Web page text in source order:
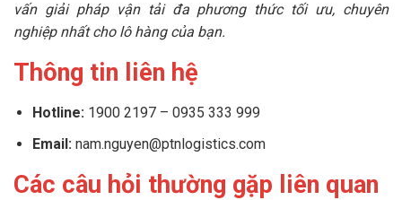
vấn giải pháp vận tải đa phương thức tối ưu, chuyên
nghiệp nhất cho lô hàng của bạn.
Thông tin liên hệ
Hotline:1900 2197 – 0935 333 999
Email: nam.nguyen@ptnlogistics.com
Các câu hỏi thường gặp liên quan